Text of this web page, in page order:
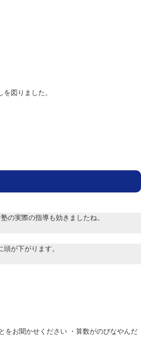
図りました。
の実際の指導も効きましたね。
が下がります。
をお聞かせください ・算数がのびなやんだ